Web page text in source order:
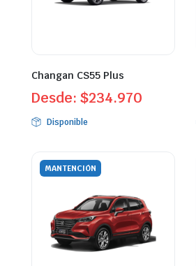
Changan CS55 Plus
Desde: $234.970
Disponible
MANTENCIÓN